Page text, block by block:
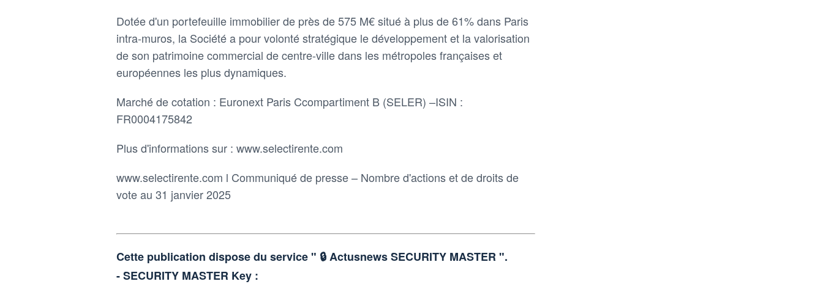
Dotée d'un portefeuille immobilier de près de 575 M€ situé à plus de 61% dans Paris
intra-muros, la Société a pour volonté stratégique le développement et la valorisation
de son patrimoine commercial de centre-ville dans les métropoles françaises et
européennes les plus dynamiques.
Marché de cotation : Euronext Paris Ccompartiment B (SELER) –ISIN :
FR0004175842
Plus d'informations sur : www.selectirente.com
www.selectirente.com l Communiqué de presse – Nombre d'actions et de droits de
vote au 31 janvier 2025
Cette publication dispose du service " 🔒 Actusnews SECURITY MASTER ".
- SECURITY MASTER Key :